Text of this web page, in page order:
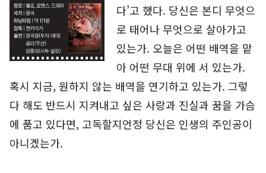
다’고 했다. 당신은 본디 무엇으
로 태어나 무엇으로 살아가고
있는가. 오늘은 어떤 배역을 맡
아 어떤 무대 위에 서 있는가.
혹시 지금, 원하지 않는 배역을 연기하고 있는가. 그렇
다 해도 반드시 지켜내고 싶은 사랑과 진실과 꿈을 가슴
에 품고 있다면, 고독할지언정 당신은 인생의 주인공이
아니겠는가.